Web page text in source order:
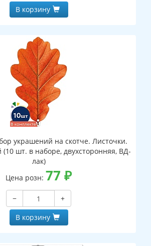
В корзину
украшений на скотче. Листочки.
шт. в наборе, двухсторонняя, ВД-
лак)
Цена розн: 77 ₽
−
+
В корзину